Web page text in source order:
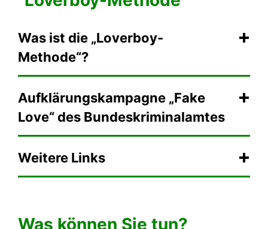
Was ist die „Loverboy-
Methode“?
Aufklärungskampagne „Fake
Love“ des Bundeskriminalamtes
Weitere Links
Was können Sie tun?